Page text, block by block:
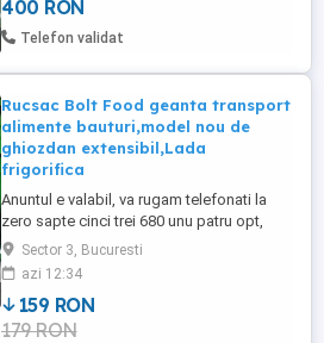
400 RON
Telefon validat
Rucsac Bolt Food geanta transport
alimente bauturi,model nou de
ghiozdan extensibil,Lada
frigorifica
Anuntul e valabil, va rugam telefonati la
zero sapte cinci trei 680 unu patru opt,
deoarece nu citim mesajele trimise de pe
acest sait, va multumim. Vindem la
Bucuresti, nu expediem in alte localitati, la
pret fix 159 Lei, rucsacul extensibil firma
Bolt Food din pozele realizate de noi,
Sector 3, Bucuresti
azi 12:34
159 RON
179 RON